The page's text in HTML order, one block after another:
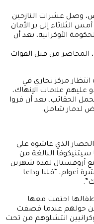
وصل عشرات النازحين
الثلاثاء إلى بر الأمان
الأوكرانية، بعد أن
من قبل القوات
مركز تجاري في
عليهم علامات الإنهاك،
الحقائب، بعد أن فروا
لدمار شامل.
الذي عاشوه على
سيتنيكوفا البالغة من
بمصنع آزوفستال لمدة شهرين
أعوام، “قلنا وداعا
بصحبة أطفالها احتمت معها
حولهم عندما قصفت
انتشلوهم من تحت